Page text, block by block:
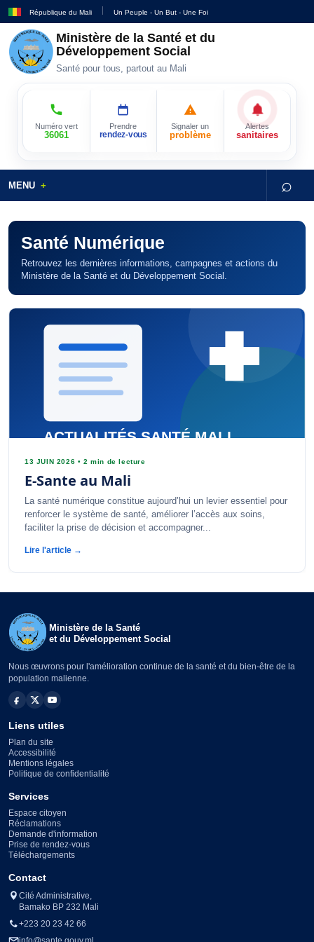
République du Mali Un Peuple - Un But - Une Foi
Ministère de la Santé et du
Développement Social
Santé pour tous, partout au Mali
Numéro vert
36061
Prendre
rendez-vous
Signaler un
problème
Alertes
sanitaires
MENU ⌕
Santé Numérique
Retrouvez les dernières informations, campagnes et actions du
Ministère de la Santé et du Développement Social.
13 JUIN 2026 •2 min de lecture
E-Sante au Mali
La santé numérique constitue aujourd’hui un levier essentiel pour
renforcer le système de santé, améliorer l’accès aux soins,
faciliter la prise de décision et accompagner...
Lire l'article →
Ministère de la Santé
et du Développement Social
Nous œuvrons pour l'amélioration continue de la santé et du bien-être de la
population malienne.
Liens utiles
Plan du site
Accessibilité
Mentions légales
Politique de confidentialité
Services
Espace citoyen
Réclamations
Demande d'information
Prise de rendez-vous
Téléchargements
Contact
Cité Administrative,
Bamako BP 232 Mali
+223 20 23 42 66